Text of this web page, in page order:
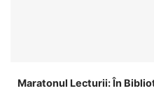
Maratonul Lecturii: În